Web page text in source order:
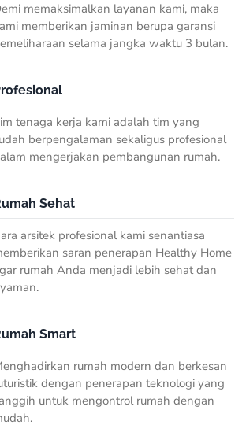
memaksimalkan layanan kami, maka
memberikan jaminan berupa garansi
selama jangka waktu 3 bulan.
tenaga kerja kami adalah tim yang
berpengalaman sekaligus profesional
mengerjakan pembangunan rumah.
Sehat
arsitek profesional kami senantiasa
saran penerapan Healthy Home
rumah Anda menjadi lebih sehat dan
Smart
rumah modern dan berkesan
dengan penerapan teknologi yang
untuk mengontrol rumah dengan